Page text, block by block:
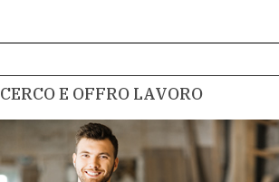
CERCO E OFFRO LAVORO